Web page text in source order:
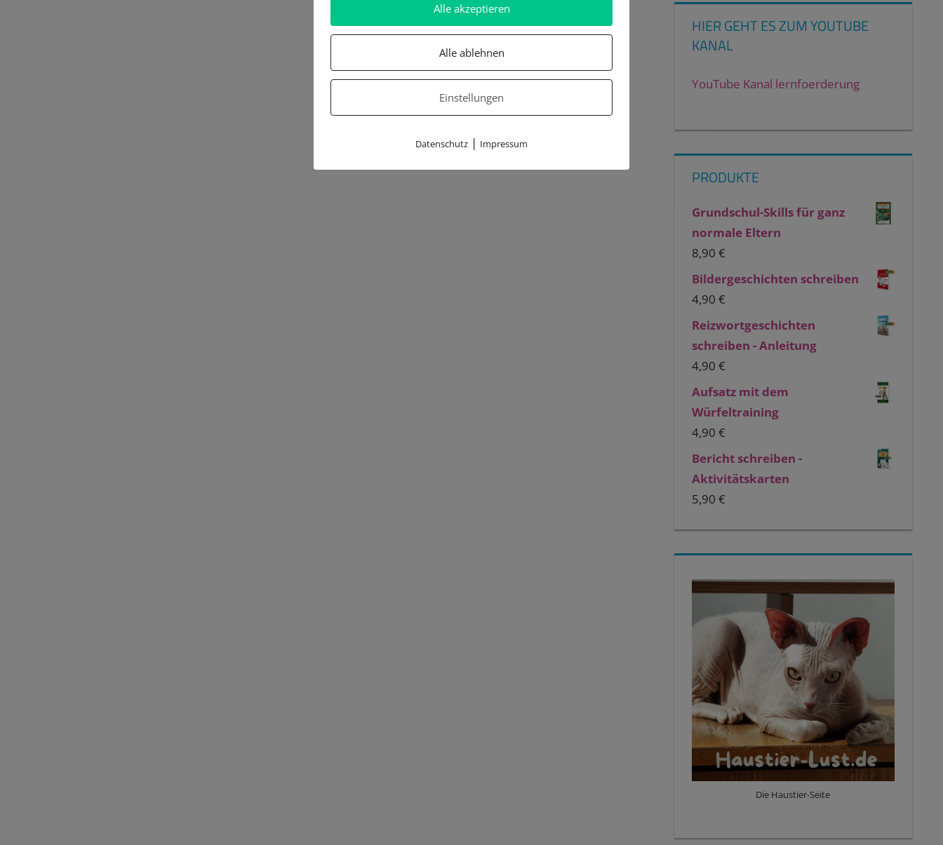
HIER GEHT ES ZUM YOUTUBE
KANAL
YouTube Kanal lernfoerderung
PRODUKTE
Grundschul-Skills für ganz
normale Eltern
8,90€
Bildergeschichten schreiben
4,90€
Reizwortgeschichten
schreiben - Anleitung
4,90€
Aufsatz mit dem
Würfeltraining
4,90€
Bericht schreiben -
Aktivitätskarten
5,90€
Die Haustier-Seite
Alle akzeptieren
Alle ablehnen
Einstellungen
Datenschutz | Impressum